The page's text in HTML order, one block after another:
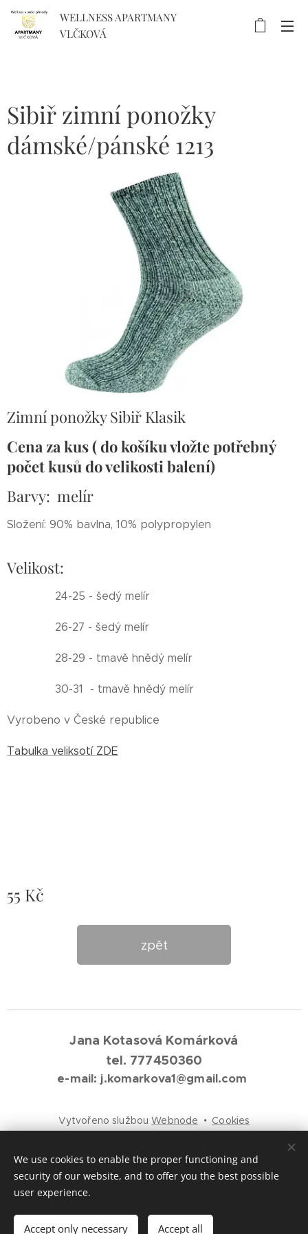
WELLNESS APARTMANY
VLČKOVÁ
Sibiř zimní ponožky
dámské/pánské 1213
Zimní ponožky Sibiř Klasik
Cena za kus ( do košíku vložte potřebný
počet kusů do velikosti balení)
Barvy: melír
Složení: 90% bavlna, 10% polypropylen
Velikost:
24-25 - šedý melír
26-27 - šedý melír
28-29 - tmavě hnědý melír
30-31 - tmavě hnědý melír
Vyrobeno v České republice
Tabulka veliksotí ZDE
55 Kč
Add to cart
zpět
Jana Kotasová Komárková
tel. 777450360
e-mail: j.komarkova1@gmail.com
Vytvořeno službouWebnode Cookies
English
We use cookies to enable the proper functioning and
security of our website, and to offer you the best possible
user experience.
Accept only necessary Accept all